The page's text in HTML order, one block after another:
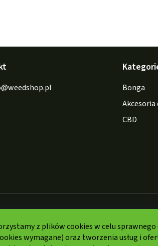
z plików cookies w celu
wymagane) oraz tworzenia usług i
@weedshop.pl
Bonga
Akcesoria
CBD
płatności: